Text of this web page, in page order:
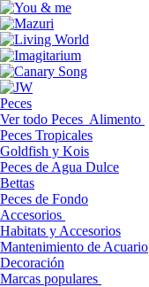
Peces
Ver todo Peces Alimento
Peces Tropicales
Goldfish y Kois
Peces de Agua Dulce
Bettas
Peces de Fondo
Accesorios
Habitats y Accesorios
Mantenimiento de Acuario
Decoración
Marcas populares